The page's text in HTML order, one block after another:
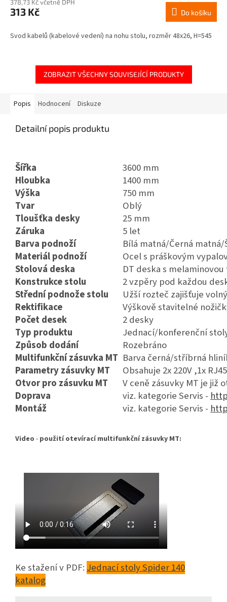
378,73 Kč včetně DPH
313 Kč Do košíku
Svod kabelů (kabelové vedení) na nohu stolu, rozměr 48x26, H=545
ZOBRAZIT VŠECHNY SOUVISEJÍCÍ PRODUKTY
Popis Hodnocení Diskuze
Detailní popis produktu
Šířka
3600 mm
Hloubka
1400 mm
Výška
750 mm
Tvar
Oblý
Tloušťka desky
25 mm
Záruka
5 let
Barva podnoží
Bílá matná/Černá matná/
Materiál podnoží
Ocel s práškovým
Stolová deska
DT deska s
Konstrukce stolu
2 vzpěry pod každou
Střední podnože stolu
Užší rozteč zajišťuje
Rektifikace
Výškově stavitelné
Počet desek
2 desky
Typ produktu
Jednací/konferenční
Způsob dodání
Rozebráno
Multifunkční zásuvka MT Barva černá/stříbrná
Parametry zásuvky MT
Obsahuje 2x 220V ,1x
Otvor pro zásuvku MT
V ceně zásuvky MT je již
Doprava
viz. kategorie Servis -
Montáž
viz. kategorie Servis -
Video - použití otevírací multifunkční zásuvky MT:
Ke stažení v PDF: Jednací stoly Spider 140
katalog